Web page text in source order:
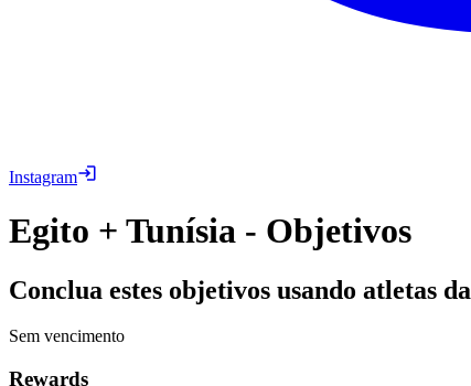
Instagram
Egito + Tunísia - Objetivos
Conclua estes objetivos usando atletas
Sem vencimento
Rewards